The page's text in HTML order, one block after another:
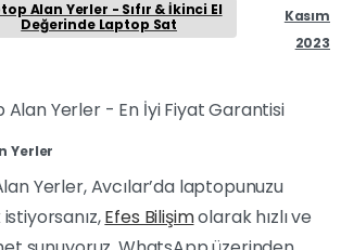
Alan Yerler - Sıfır & İkinci El
Değerinde Laptop Sat
Kasım
2023
Yerler
Yerler, Avcılar’da laptopunuzu
Efes Bilişimolarak hızlı ve